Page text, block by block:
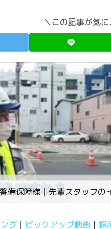
＼この記事が気
備保障様｜先輩スタッフ
グ ピックアップ動画 採